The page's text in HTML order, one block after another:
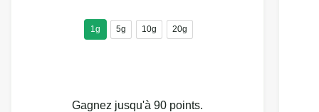
1g 5g 10g 20g
Gagnez jusqu'à 90 points.